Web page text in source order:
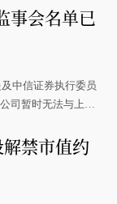
事会名单已
中信证券执行委员
司暂时无法与上述
禁市值约